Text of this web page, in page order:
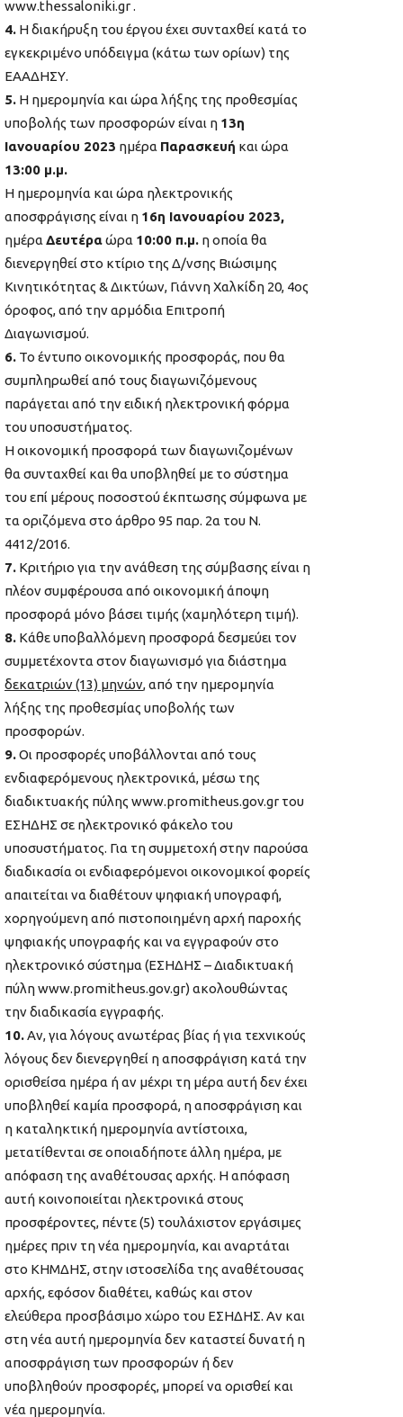
www.thessaloniki.gr .
4. H διακήρυξη του έργου έχει συνταχθεί κατά το
εγκεκριμένο υπόδειγμα (κάτω των ορίων) της
ΕΑΑΔΗΣΥ.
5. Η ημερομηνία και ώρα λήξης της προθεσμίας
υποβολής των προσφορών είναι η 13η
Ιανουαρίου 2023 ημέρα Παρασκευή και ώρα
13:00 μ.μ.
Η ημερομηνία και ώρα ηλεκτρονικής
αποσφράγισης είναι η 16η Ιανουαρίου 2023,
ημέρα Δευτέραώρα 10:00 π.μ. η οποία θα
διενεργηθεί στο κτίριο της Δ/νσης Βιώσιμης
Κινητικότητας & Δικτύων, Γιάννη Χαλκίδη 20, 4ος
όροφος, από την αρμόδια Επιτροπή
Διαγωνισμού.
6. Το έντυπο οικονομικής προσφοράς, που θα
συμπληρωθεί από τους διαγωνιζόμενους
παράγεται από την ειδική ηλεκτρονική φόρμα
του υποσυστήματος.
Η οικονομική προσφορά των διαγωνιζομένων
θα συνταχθεί και θα υποβληθεί με το σύστημα
του επί μέρους ποσοστού έκπτωσης σύμφωνα με
τα οριζόμενα στο άρθρο 95 παρ. 2α του Ν.
4412/2016.
7. Κριτήριο για την ανάθεση της σύμβασης είναι η
πλέον συμφέρουσα από οικονομική άποψη
προσφορά μόνο βάσει τιμής (χαμηλότερη τιμή).
8. Κάθε υποβαλλόμενη προσφορά δεσμεύει τον
συμμετέχοντα στον διαγωνισμό για διάστημα
δεκατριών (13) μηνών, από την ημερομηνία
λήξης της προθεσμίας υποβολής των
προσφορών.
9.Οι προσφορές υποβάλλονται από τους
ενδιαφερόμενους ηλεκτρονικά, μέσω της
διαδικτυακής πύλης www.promitheus.gov.gr του
ΕΣΗΔΗΣ σε ηλεκτρονικό φάκελο του
υποσυστήματος. Για τη συμμετοχή στην παρούσα
διαδικασία οι ενδιαφερόμενοι οικονομικοί φορείς
απαιτείται να διαθέτουν ψηφιακή υπογραφή,
χορηγούμενη από πιστοποιημένη αρχή παροχής
ψηφιακής υπογραφής και να εγγραφούν στο
ηλεκτρονικό σύστημα (ΕΣΗΔΗΣ – Διαδικτυακή
πύλη www.promitheus.gov.gr) ακολουθώντας
την διαδικασία εγγραφής.
10.Αν, για λόγους ανωτέρας βίας ή για τεχνικούς
λόγους δεν διενεργηθεί η αποσφράγιση κατά την
ορισθείσα ημέρα ή αν μέχρι τη μέρα αυτή δεν έχει
υποβληθεί καμία προσφορά, η αποσφράγιση και
η καταληκτική ημερομηνία αντίστοιχα,
μετατίθενται σε οποιαδήποτε άλλη ημέρα, με
απόφαση της αναθέτουσας αρχής. Η απόφαση
αυτή κοινοποιείται ηλεκτρονικά στους
προσφέροντες, πέντε (5) τουλάχιστον εργάσιμες
ημέρες πριν τη νέα ημερομηνία, και αναρτάται
στο ΚΗΜΔΗΣ, στην ιστοσελίδα της αναθέτουσας
αρχής, εφόσον διαθέτει, καθώς και στον
ελεύθερα προσβάσιμο χώρο του ΕΣΗΔΗΣ. Αν και
στη νέα αυτή ημερομηνία δεν καταστεί δυνατή η
αποσφράγιση των προσφορών ή δεν
υποβληθούν προσφορές, μπορεί να ορισθεί και
νέα ημερομηνία.